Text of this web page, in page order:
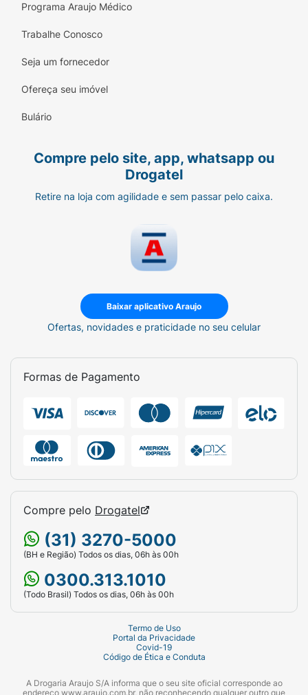
felinos.
Sem Corantes Artificiais:
qualidade com ingredientes selecionados e
garantem uma palatabilidade superior para
Vitaminas e Minerais:Suporte total para o
sistema imunológico em formação.
Comece a introduzir Friskies Filhotes a
partir das 3 ou 4 semanas de vida (pode
ser levemente umedecida com água no
início).
Siga as quantidades recomendadas na
embalagem de acordo com a idade do
Divida a porção em várias refeições ao
Mantenha sempre água fresca e limpa à
disposição.
Ficha Técnica:
Indicação:
Peso Líquido:850g.
Sabor:Frango, Leite e Cenoura.
Destaque:Com DHA e Taurina / Sem
corantes artificiais.
Programa Araujo Médico
Trabalhe Conosco
Seja um fornecedor
Ofereça seu imóvel
Bulário
Compre pelo site, app, whatsapp ou
Drogatel
Retire na loja com agilidade e sem passar pelo caixa.
Baixar aplicativo Araujo
Ofertas, novidades e praticidade no seu celular
Formas de Pagamento
Compre pelo Drogatel
(31) 3270-5000
(BH e Região) Todos os dias, 06h às 00h
0300.313.1010
(Todo Brasil) Todos os dias, 06h às 00h
Termo de Uso
Portal da Privacidade
Covid-19
Código de Ética e Conduta
A Drogaria Araujo S/A informa que o seu site oficial corresponde ao
endereço www.araujo.com.br, não reconhecendo qualquer outro que